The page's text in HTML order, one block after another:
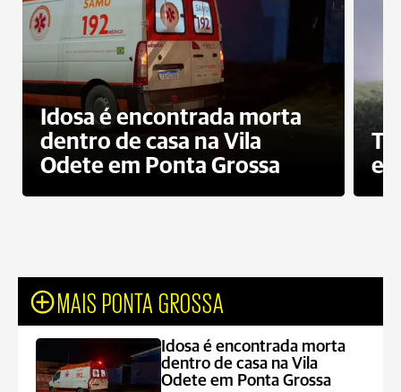
Idosa é encontrada morta
dentro de casa na Vila
Odete em Ponta Grossa
e
MAIS PONTA GROSSA
Idosa é encontrada morta
dentro de casa na Vila
Odete em Ponta Grossa